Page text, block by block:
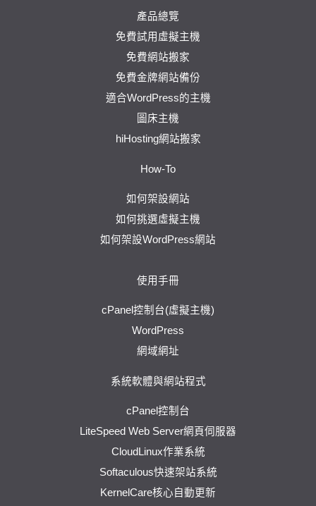
產品總覽
免費試用虛擬主機
免費網站搬家
免費金牌網站備份
適合WordPress的主機
圖床主機
hiHosting網站搬家
How-To
如何架設網站
如何挑選虛擬主機
如何架設WordPress網站
使用手冊
cPanel控制台(虛擬主機)
WordPress
網域網址
系統軟體與網站程式
cPanel控制台
LiteSpeed Web Server網頁伺服器
CloudLinux作業系統
Softaculous快速架站系統
KernelCare核心自動更新